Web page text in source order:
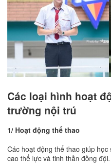
Các loại hình hoạt
trường nội trú
1/ Hoạt động thể thao
Các hoạt động thể thao giúp
cao thể lực và tinh thần đồng đội.